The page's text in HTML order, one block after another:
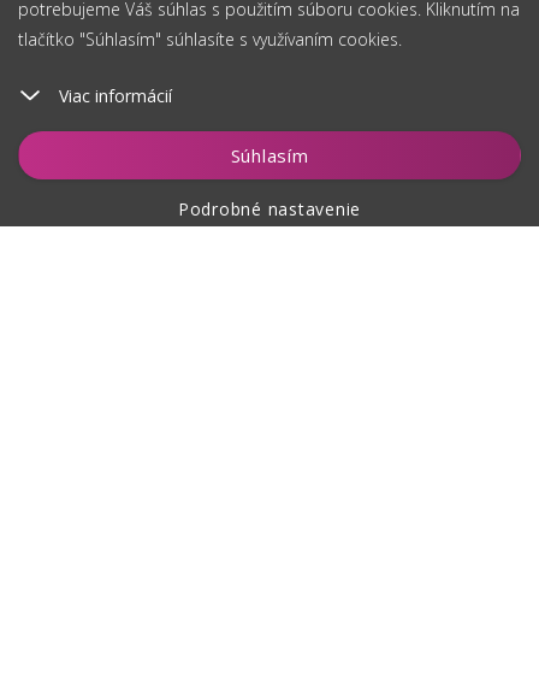
potrebujeme Váš súhlas s použitím súboru cookies. Kliknutím na
tlačítko "Súhlasím" súhlasíte s využívaním cookies.
Viac informácií
Súhlasím
Podrobné nastavenie